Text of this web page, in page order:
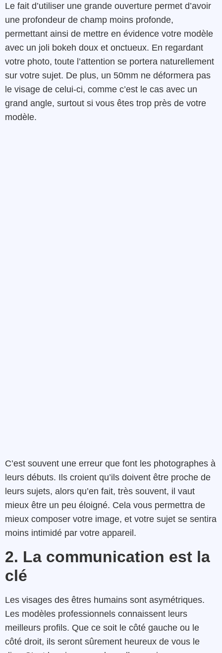
Le fait d’utiliser une grande ouverture permet d’avoir
une profondeur de champ moins profonde,
permettant ainsi de mettre en évidence votre modèle
avec un joli bokeh doux et onctueux. En regardant
votre photo, toute l’attention se portera naturellement
sur votre sujet. De plus, un 50mm ne déformera pas
le visage de celui-ci, comme c’est le cas avec un
grand angle, surtout si vous êtes trop près de votre
modèle.
C’est souvent une erreur que font les photographes à
leurs débuts. Ils croient qu’ils doivent être proche de
leurs sujets, alors qu’en fait, très souvent, il vaut
mieux être un peu éloigné. Cela vous permettra de
mieux composer votre image, et votre sujet se sentira
moins intimidé par votre appareil.
2. La communication est la
clé
Les visages des êtres humains sont asymétriques.
Les modèles professionnels connaissent leurs
meilleurs profils. Que ce soit le côté gauche ou le
côté droit, ils seront sûrement heureux de vous le